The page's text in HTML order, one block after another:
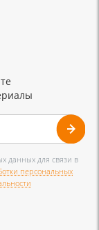
данных для связи в
персональных